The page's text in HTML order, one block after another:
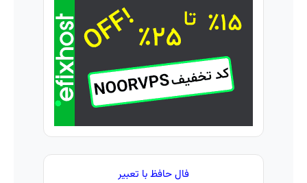
ساخت!
فال حافظ با تعبیر